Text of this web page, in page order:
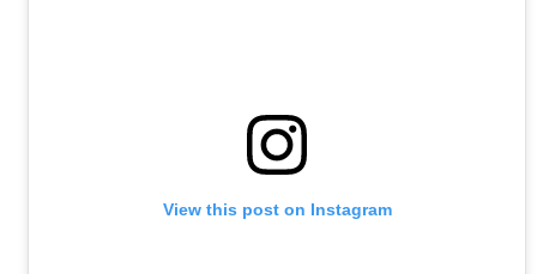
View this post on Instagram